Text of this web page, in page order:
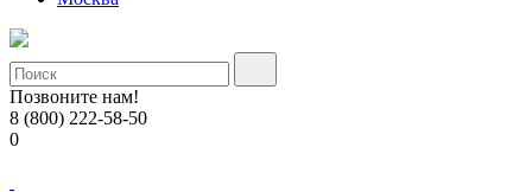
Позвоните нам!
8 (800) 222-58-50
0